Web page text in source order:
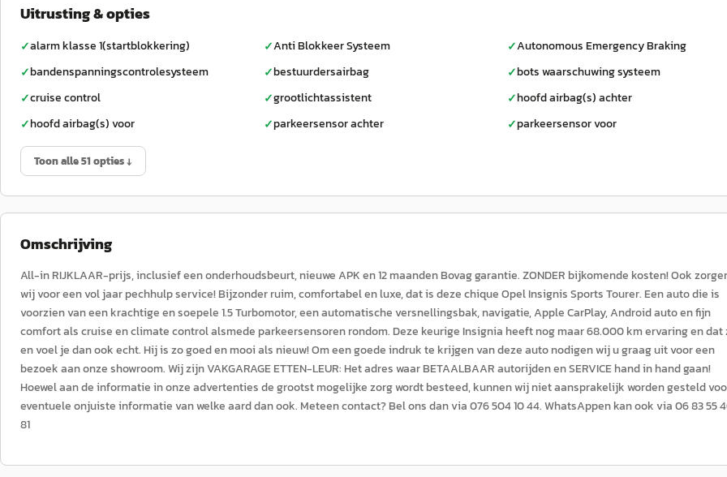
Uitrusting & opties
✓alarm klasse 1(startblokkering) ✓Anti Blokkeer Systeem ✓Autonomous Emergency Braking
✓bandenspanningscontrolesysteem ✓bestuurdersairbag ✓bots waarschuwing systeem
✓cruise control ✓grootlichtassistent ✓hoofd airbag(s) achter
✓hoofd airbag(s) voor ✓parkeersensor achter ✓parkeersensor voor
Toon alle 51 opties ↓
Omschrijving
All-in RIJKLAAR-prijs, inclusief een onderhoudsbeurt, nieuwe APK en 12 maanden Bovag garantie. ZONDER bijkomende kosten! Ook
wij voor een vol jaar pechhulp service! Bijzonder ruim, comfortabel en luxe, dat is deze chique Opel Insignis Sports Tourer. Een auto die is
voorzien van een krachtige en soepele 1.5 Turbomotor, een automatische versnellingsbak, navigatie, Apple CarPlay, Android auto en fijn
comfort als cruise en climate control alsmede parkeersensoren rondom. Deze keurige Insignia heeft nog maar 68.000 km ervaring en dat
en voel je dan ook echt. Hij is zo goed en mooi als nieuw! Om een goede indruk te krijgen van deze auto nodigen wij u graag uit voor een
bezoek aan onze showroom. Wij zijn VAKGARAGE ETTEN-LEUR: Het adres waar BETAALBAAR autorijden en SERVICE hand in hand gaan!
Hoewel aan de informatie in onze advertenties de grootst mogelijke zorg wordt besteed, kunnen wij niet aansprakelijk worden gesteld
eventuele onjuiste informatie van welke aard dan ook. Meteen contact? Bel ons dan via 076 504 10 44. WhatsAppen kan ook via 06 83 55
81